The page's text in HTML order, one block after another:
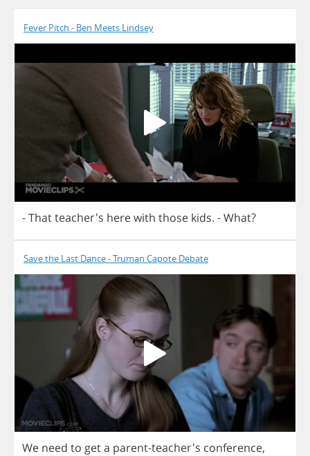
Fever Pitch - Ben Meets Lindsey
-Thatteacher's herewith those kids. -What?
Save the Last Dance - Truman Capote Debate
We need to geta parent-teacher's conference,